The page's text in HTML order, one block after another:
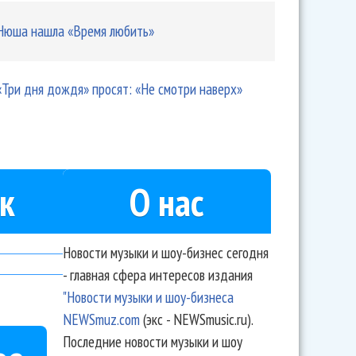
нашла «Время любить»
дня дождя» просят: «Не смотри наверх»
О нас
Новости музыки и шоу-бизнес сегодня
- главная сфера интересов издания
"Новости музыки и шоу-бизнеса
NEWSmuz.com(экс - NEWSmusic.ru).
Последние новости музыки и шоу